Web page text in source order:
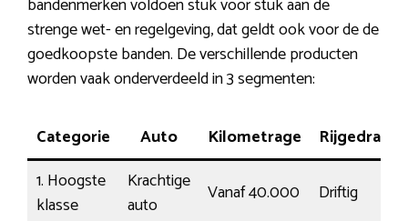
bandenmerken voldoen stuk voor stuk aan de
strenge wet- en regelgeving, dat geldt ook voor de de
goedkoopste banden. De verschillende producten
worden vaak onderverdeeld in 3 segmenten:
Categorie Auto Kilometrage
Rijgedrag
1. Hoogste
klasse
Krachtige
auto
Vanaf 40.000
Driftig